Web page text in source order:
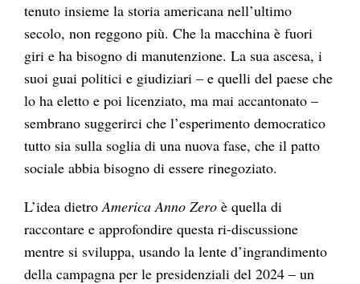
tenuto insieme la storia americana nell’ultimo
secolo, non reggono più. Che la macchina è fuori
giri e ha bisogno di manutenzione. La sua ascesa, i
suoi guai politici e giudiziari – e quelli del paese che
lo ha eletto e poi licenziato, ma mai accantonato –
sembrano suggerirci che l’esperimento democratico
tutto sia sulla soglia di una nuova fase, che il patto
sociale abbia bisogno di essere rinegoziato.
L’idea dietro America Anno Zero è quella di
raccontare e approfondire questa ri-discussione
mentre si sviluppa, usando la lente d’ingrandimento
della campagna per le presidenziali del 2024 – un